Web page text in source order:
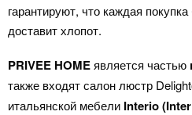
гарантируют, что каждая
доставит хлопот.
PRIVEE HOMEявляется частью
также входят салон люстр Delight
итальянской мебели Interio